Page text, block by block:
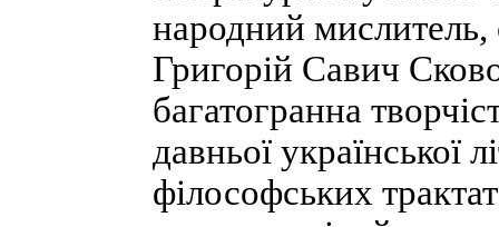
народний мислитель,
Григорій Савич
багатогранна
давньої української
філософських